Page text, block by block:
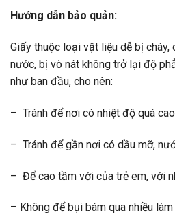
Hướng dẫn bảo quản:
Giấy thuộc loại vật liệu dễ bị cháy,
nước, bị vò nát không trở lại độ
như ban đầu, cho nên:
– Tránh để nơi có nhiệt độ quá cao
– Tránh để gần nơi có dầu mỡ,
– Để cao tầm với của trẻ em, với
– Không để bụi bám qua nhiều